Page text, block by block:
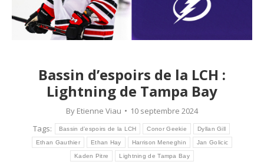
Bassin d’espoirs de la LCH :
Lightning de Tampa Bay
By Etienne Viau
10 septembre 2024
Tags:
Bassin d’espoirs de la LCH Conor Geekie Dyllan Gill
Ethan Gauthier Ethan Hay Harrison Meneghin Jan Golicic
Kaden Pitre Lightning de Tampa Bay